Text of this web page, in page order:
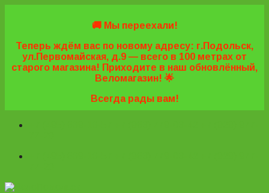
🚚 Мы переехали!
Теперь ждём вас по новому адресу: г.Подольск,
ул.Первомайская, д.9 — всего в 100 метрах от
старого магазина! Приходите в наш обновлённый,
Веломагазин! 🌟
Всегда рады вам!